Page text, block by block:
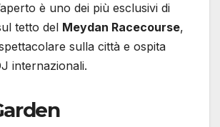
è uno dei più esclusivi di
tetto del Meydan Racecourse,
sulla città e ospita
internazionali.